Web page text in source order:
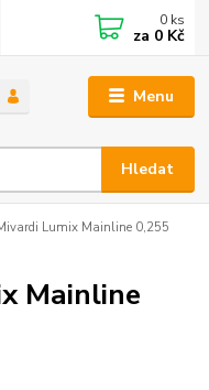
Menu
Hledat
0 ks
za 0 Kč
Lumix Mainline 0,255
Mainline